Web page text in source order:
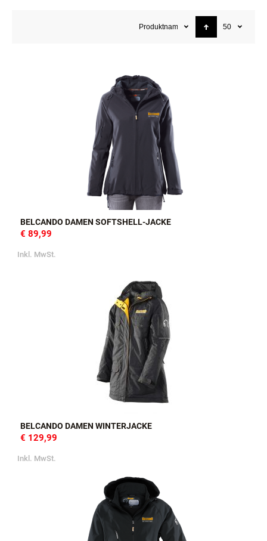
Produktname 50
BELCANDO DAMEN SOFTSHELL-JACKE
€ 89,99
Inkl. MwSt.
BELCANDO DAMEN WINTERJACKE
€ 129,99
Inkl. MwSt.